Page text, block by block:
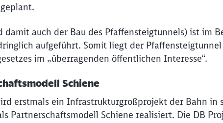
damit auch der Bau des Pfaffensteigtunnels) ist im
aufgeführt. Somit liegt der Pfaffensteigtunnel
im „überragenden öffentlichen Interesse“.
Schiene
erstmals ein Infrastrukturgroßprojekt der Bahn in
Partnerschaftsmodell Schiene realisiert. Die DB